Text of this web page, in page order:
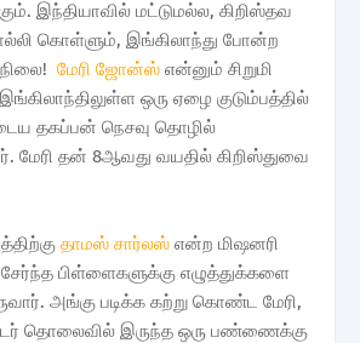
இந்தியாவில் மட்டுமல்ல, கிறிஸ்தவ
கொள்ளும், இங்கிலாந்து போன்ற
மேரி ஜோன்ஸ் என்னும் சிறுமி
ஒரு ஏழை குடும்பத்தில்
தகப்பன் நெசவு தொழில்
மேரி தன் 8ஆவது வயதில் கிறிஸ்துவை
தாமஸ் சார்லஸ் என்ற மிஷனரி
பிள்ளைகளுக்கு எழுத்துக்களை
அங்கு படிக்க கற்று கொண்ட மேரி,
தொலைவில் இருந்த ஒரு பண்ணைக்கு